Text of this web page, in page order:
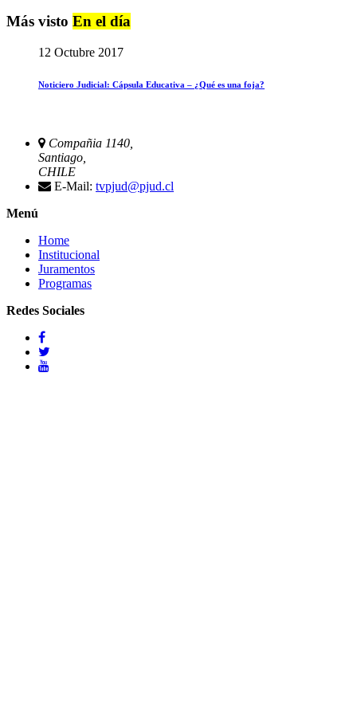
Más visto En el día
12 Octubre 2017
Noticiero Judicial: Cápsula Educativa – ¿Qué es una foja?
Compañia 1140,
Santiago,
CHILE
E-Mail: tvpjud@pjud.cl
Menú
Home
Institucional
Juramentos
Programas
Redes Sociales